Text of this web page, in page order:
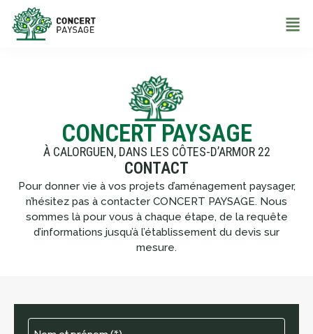
CONCERT PAYSAGE
À CALORGUEN, DANS LES CÔTES-D’ARMOR 22
CONTACT
Pour donner vie à vos projets d’aménagement paysager,
n’hésitez pas à contacter CONCERT PAYSAGE. Nous
sommes là pour vous à chaque étape, de la requête
d’informations jusqu’à l’établissement du devis sur
mesure.